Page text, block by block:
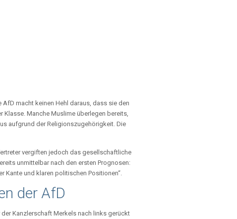
macht keinen Hehl daraus, dass sie den
Manche Muslime überlegen bereits,
aufgrund der Religionszugehörigkeit. Die
vergiften jedoch das gesellschaftliche
unmittelbar nach den ersten Prognosen:
Kante und klaren politischen Positionen“.
der AfD
Kanzlerschaft Merkels nach links gerückt